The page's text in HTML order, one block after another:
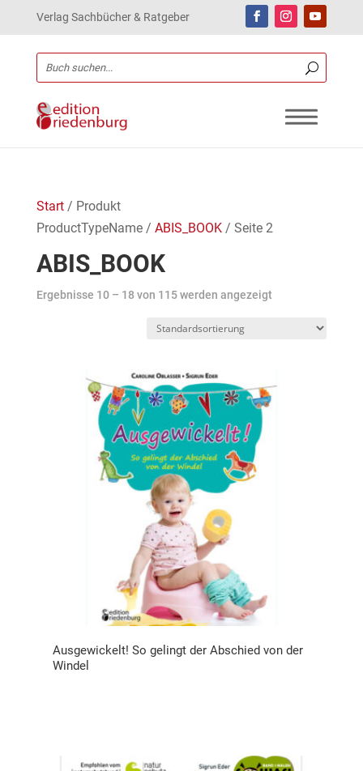
Verlag Sachbücher & Ratgeber
Start/ Produkt
ProductTypeName / ABIS_BOOK/ Seite 2
ABIS_BOOK
Ergebnisse 10 – 18 von 115 werden angezeigt
Ausgewickelt! So gelingt der Abschied von der
Windel